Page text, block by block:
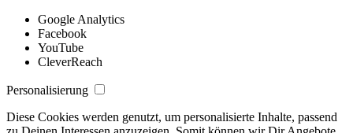
Google Analytics
Facebook
YouTube
CleverReach
Personalisierung
Diese Cookies werden genutzt, um personalisierte Inhalte, passend